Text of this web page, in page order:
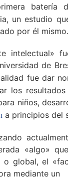
batería
un estudio
por él mismo.
intelectual»
de
fue dar
los
niños,
a principios del
«algo»
global, el
mediante un